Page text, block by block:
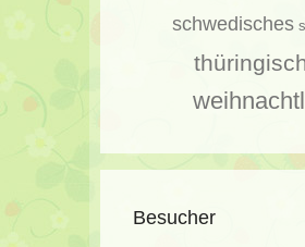
schwedisches
Besucher